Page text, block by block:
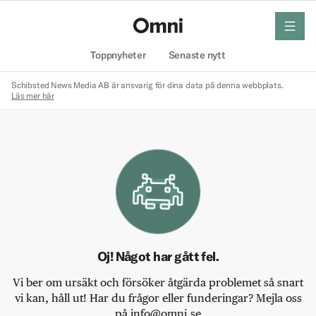
Toppnyheter Senaste nytt
meny
Schibsted News Media AB är ansvarig för dina data på denna webbplats.
Läs mer här
Oj! Något har gått fel.
Vi ber om ursäkt och försöker åtgärda problemet så snart
vi kan, håll ut! Har du frågor eller funderingar? Mejla oss